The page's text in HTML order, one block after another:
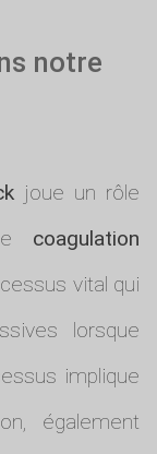
notre
joue un rôle
coagulation
vital qui
lorsque
implique
également